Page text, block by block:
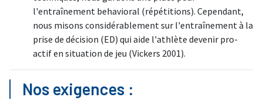
l'entraînement behavioral (répétitions). Cependant,
nous misons considérablement sur l'entraînement à la
prise de décision (ED) qui aide l'athlète devenir pro-
actif en situation de jeu (Vickers 2001).
Nos exigences :